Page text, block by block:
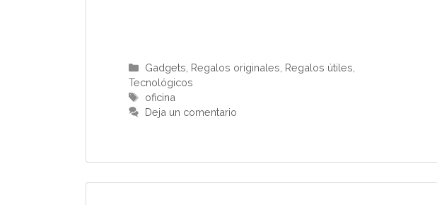
Categorías
Gadgets Regalos originales Regalos útiles
Tecnológicos
Etiquetas
oficina
Deja un comentario